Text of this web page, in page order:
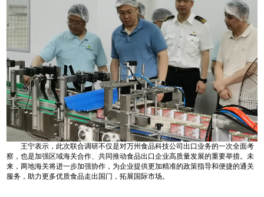
王宁表示，此次联合调研不仅是对万州食品科技公司出口业务的一次全面考
察，也是加强区域海关合作、共同推动食品出口企业高质量发展的重要举措。未
来，两地海关将进一步加强协作，为企业提供更加精准的政策指导和便捷的通关
服务，助力更多优质食品走出国门，拓展国际市场。